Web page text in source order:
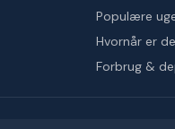
Populære
Hvornår er
Forbrug &